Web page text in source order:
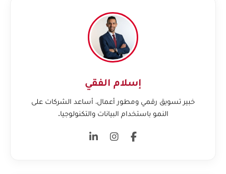
إسلام الفقي
خبير تسويق رقمي ومطور أعمال، أساعد الشركات على
النمو باستخدام البيانات والتكنولوجيا.